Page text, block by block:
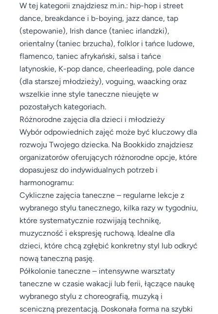
W tej kategorii znajdziesz m.in.: hip-hop i street
dance, breakdance i b-boying, jazz dance, tap
(stepowanie), Irish dance (taniec irlandzki),
orientalny (taniec brzucha), folklor i tańce ludowe,
flamenco, taniec afrykański, salsa i tańce
latynoskie, K-pop dance, cheerleading, pole dance
(dla starszej młodzieży), voguing, waacking oraz
wszelkie inne style taneczne nieujęte w
pozostałych kategoriach.
Różnorodne zajęcia dla dzieci i młodzieży
Wybór odpowiednich zajęć może być kluczowy dla
rozwoju Twojego dziecka. Na Bookkido znajdziesz
organizatorów oferujących różnorodne opcje, które
dopasujesz do indywidualnych potrzeb i
harmonogramu:
Cykliczne zajęcia taneczne – regularne lekcje z
wybranego stylu tanecznego, kilka razy w tygodniu,
które systematycznie rozwijają technikę,
muzyczność i ekspresję ruchową. Idealne dla
dzieci, które chcą zgłębić konkretny styl lub odkryć
nową taneczną pasję.
Półkolonie taneczne – intensywne warsztaty
taneczne w czasie wakacji lub ferii, łączące naukę
wybranego stylu z choreografią, muzyką i
sceniczną prezentacją. Doskonała forma na szybki